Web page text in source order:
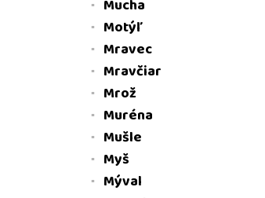
Mucha
Motýľ
Mravec
Mravčiar
Mrož
Muréna
Mušle
Myš
Mýval